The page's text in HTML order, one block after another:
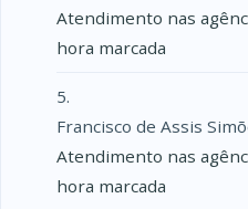
Atendimento nas
hora marcada
Francisco de Assis
Atendimento nas
hora marcada